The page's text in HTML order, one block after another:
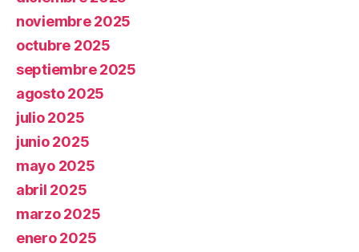
noviembre 2025
octubre 2025
septiembre 2025
agosto 2025
julio 2025
junio 2025
mayo 2025
abril 2025
marzo 2025
enero 2025